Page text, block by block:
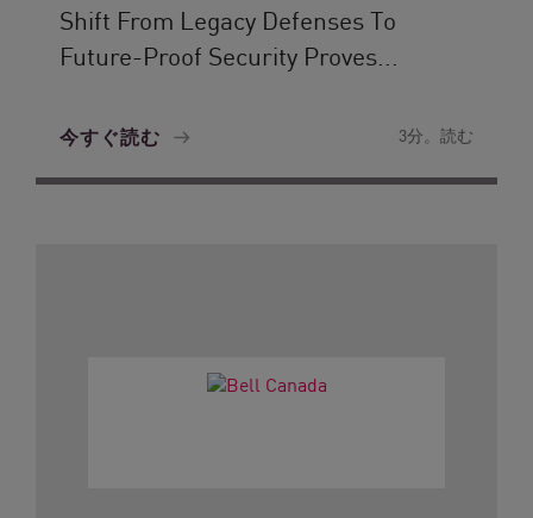
Shift From Legacy Defenses To
Future-Proof Security Proves...
今すぐ読む 3分。読む